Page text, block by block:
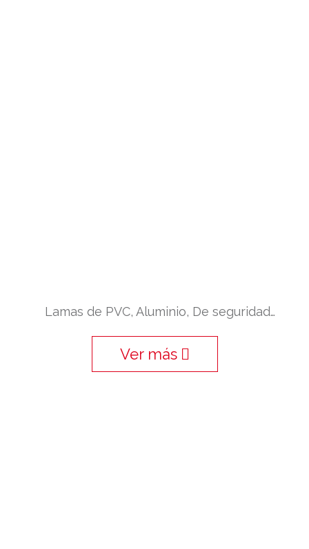
Lamas de PVC, Aluminio, De seguridad…
Ver más